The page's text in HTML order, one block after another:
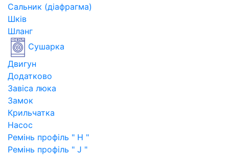
Сальник (діафрагма)
Шків
Шланг
Сушарка
Двигун
Додатково
Завіса люка
Замок
Крильчатка
Насос
Ремінь профіль " H "
Ремінь профіль " J "